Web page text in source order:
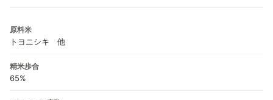
原料米
トヨニシキ 他
精米歩合
65%